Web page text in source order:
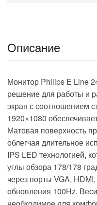
Описание
Монитор Philips E Line
решение для работы и
экран с соотношением
1920×1080
Матовая поверхность
облегчая длительное
IPS LED технологией,
углы обзора 178/178
через порты VGA,
обновления 100Hz.